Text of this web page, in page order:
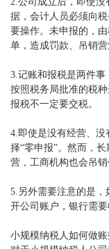
据，会计人员必须向
要操作。未申报的，
单，造成罚款、吊销营
3.记账和报税是两件
按照税务局批准的税
报税不一定要交税。
4.即使是没有经营、
择“零申报”。然而，
营，工商机构也会吊销
5.另外需要注意的是，
开公司账户，银行需要
小规模纳税人如何做账